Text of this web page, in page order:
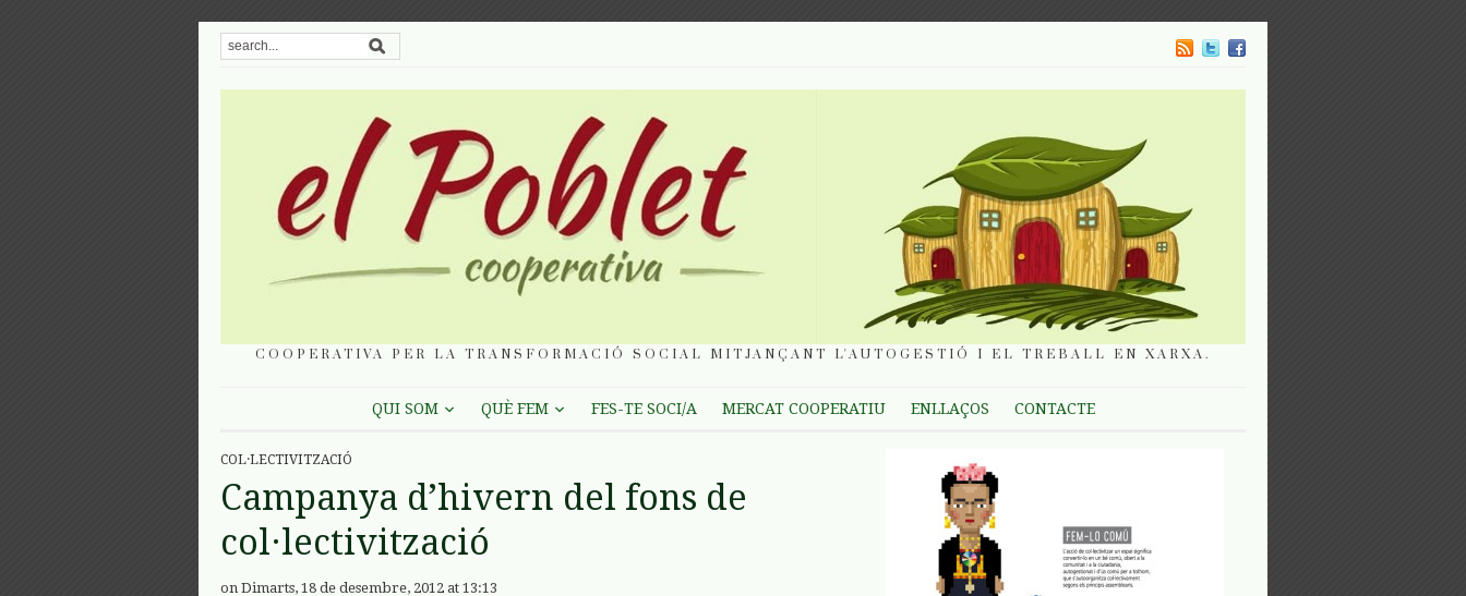
COOPERATIVA PER LA TRANSFORMACIÓ SOCIAL MITJANÇANT L'AUTOGESTIÓ I EL TREBALL EN XARXA.
QUI SOM QUÈ FEM FES-TE SOCI/A MERCAT COOPERATIU ENLLAÇOS CONTACTE
COL·LECTIVITZACIÓ
Campanya d’hivern del fons de
col·lectivització
on Dimarts, 18 de desembre, 2012 at 13:13